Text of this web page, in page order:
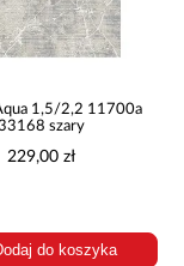
1,5/2,2 11700a
szary
229,00 zł
do koszyka